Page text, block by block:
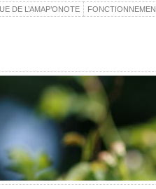
DE L’AMAP’ONOTE